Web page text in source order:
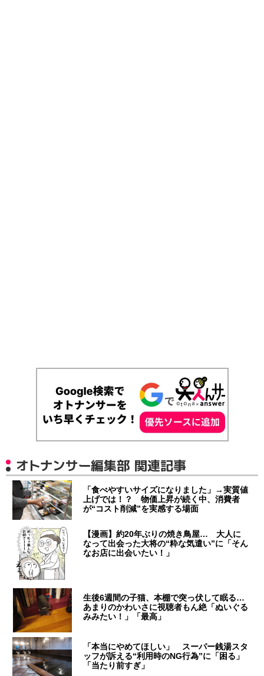
オトナンサー編集部 関連記事
「食べやすいサイズになりました」→実質値
上げでは！？ 物価上昇が続く中、消費者
が“コスト削減”を実感する場面
【漫画】約20年ぶりの焼き鳥屋… 大人に
なって出会った大将の“粋な気遣い”に「そん
なお店に出会いたい！」
生後6週間の子猫、本棚で突っ伏して眠る…
あまりのかわいさに視聴者もん絶「ぬいぐる
みみたい！」「最高」
「本当にやめてほしい」 スーパー銭湯スタ
ッフが訴える“利用時のNG行為”に「困る」
「当たり前すぎ」